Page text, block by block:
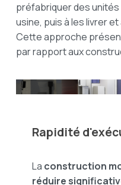
préfabriquer des
usine, puis à les livrer
Cette approche
par rapport aux
Rapidité
La construction
réduire